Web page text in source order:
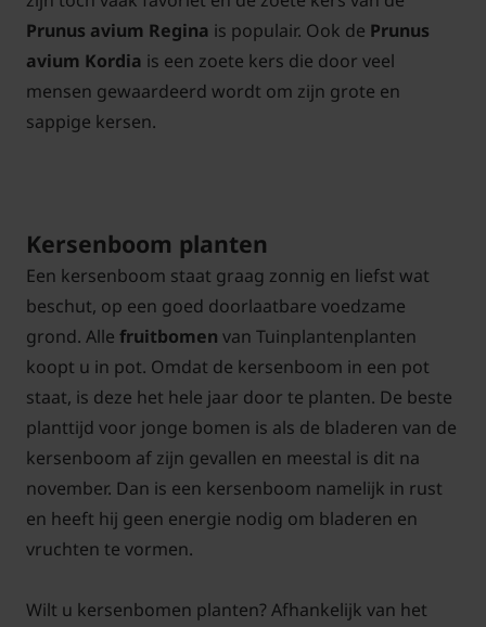
Prunus avium Regina is populair. Ook de Prunus
avium Kordia is een zoete kers die door veel
mensen gewaardeerd wordt om zijn grote en
sappige kersen.
Kersenboom planten
Een kersenboom staat graag zonnig en liefst wat
beschut, op een goed doorlaatbare voedzame
grond. Alle fruitbomen van Tuinplantenplanten
koopt u in pot. Omdat de kersenboom in een pot
staat, is deze het hele jaar door te planten. De beste
planttijd voor jonge bomen is als de bladeren van de
kersenboom af zijn gevallen en meestal is dit na
november. Dan is een kersenboom namelijk in rust
en heeft hij geen energie nodig om bladeren en
vruchten te vormen.
Wilt u kersenbomen planten? Afhankelijk van het